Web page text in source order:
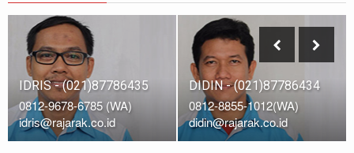
IDRIS - (021)87786435
0812-9678-6785 (WA)
idris@rajarak.co.id
DIDIN - (021)87786434
0812-8855-1012(WA)
didin@rajarak.co.id